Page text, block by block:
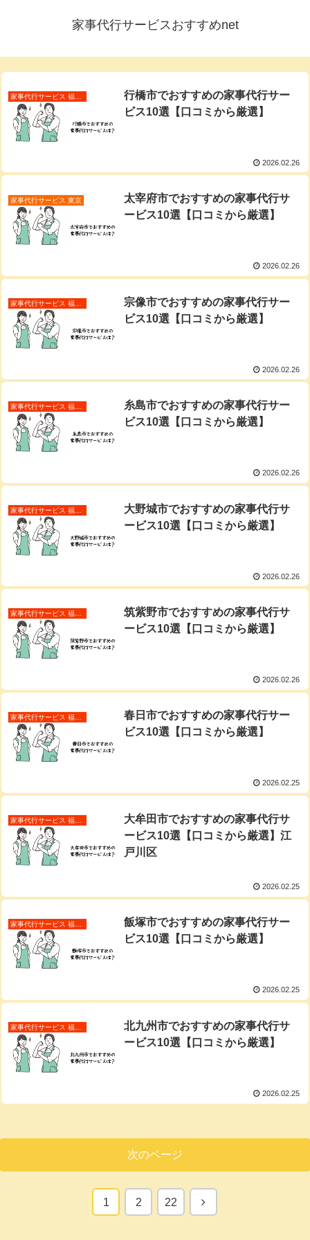
家事代行サービスおすすめnet
行橋市でおすすめの家事代行サー
ビス10選【口コミから厳選】
2026.02.26
家事代行サービス 東京
太宰府市でおすすめの家事代行サ
ービス10選【口コミから厳選】
2026.02.26
宗像市でおすすめの家事代行サー
ビス10選【口コミから厳選】
2026.02.26
家事代行サービス 福岡県
糸島市でおすすめの家事代行サー
ビス10選【口コミから厳選】
2026.02.26
大野城市でおすすめの家事代行サ
ービス10選【口コミから厳選】
2026.02.26
家事代行サービス 福岡県
筑紫野市でおすすめの家事代行サ
ービス10選【口コミから厳選】
2026.02.26
春日市でおすすめの家事代行サー
ビス10選【口コミから厳選】
2026.02.25
家事代行サービス 福岡県
大牟田市でおすすめの家事代行サ
ービス10選【口コミから厳選】江
戸川区
2026.02.25
飯塚市でおすすめの家事代行サー
ビス10選【口コミから厳選】
2026.02.25
北九州市でおすすめの家事代行サ
ービス10選【口コミから厳選】
2026.02.25
次のページ
1 2 22 次